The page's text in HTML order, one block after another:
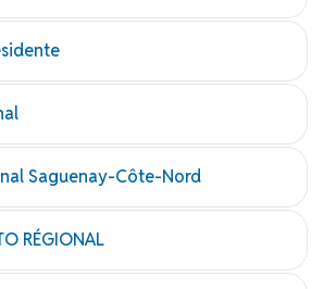
Saguenay-Côte-Nord
RÉGIONAL